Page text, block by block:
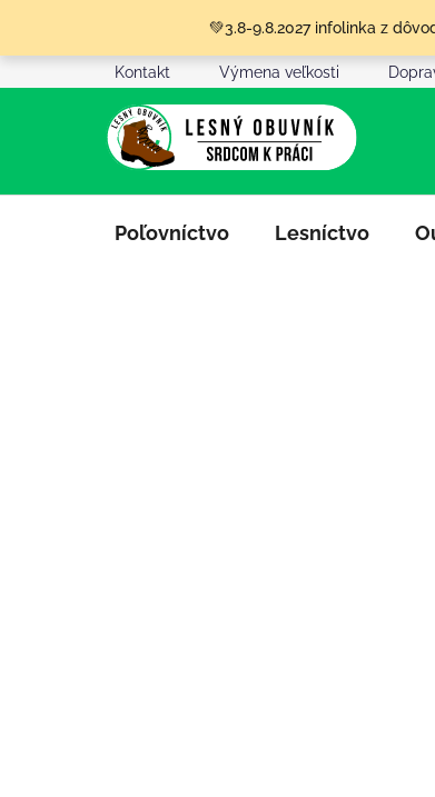
obsah
💚3.8-9.8.2027 infolinka z
Kontakt Výmena veľkosti
Poľovníctvo Lesníctvo